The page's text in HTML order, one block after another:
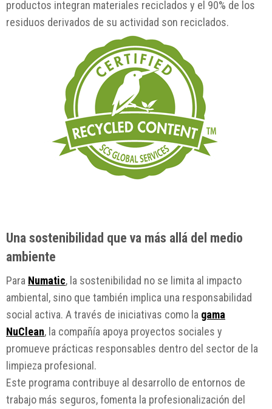
productos integran materiales reciclados y el 90% de los
residuos derivados de su actividad son reciclados.
Una sostenibilidad que va más allá del medio
ambiente
Para Numatic, la sostenibilidad no se limita al impacto
ambiental, sino que también implica una responsabilidad
social activa. A través de iniciativas como la gama
NuClean, la compañía apoya proyectos sociales y
promueve prácticas responsables dentro del sector de la
limpieza profesional.
Este programa contribuye al desarrollo de entornos de
trabajo más seguros, fomenta la profesionalización del